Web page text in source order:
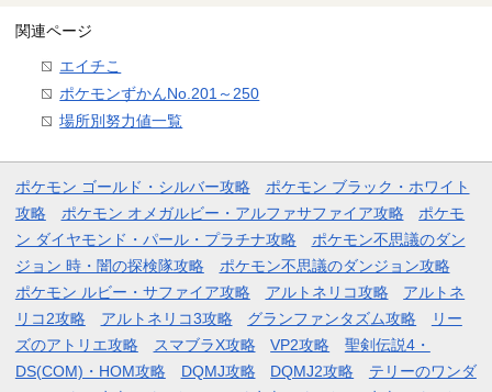
関連ページ
エイチこ
ポケモンずかんNo.201～250
場所別努力値一覧
ポケモン ゴールド・シルバー攻略
ポケモン ブラック・ホワイト
攻略
ポケモン オメガルビー・アルファサファイア攻略
ポケモ
ン ダイヤモンド・パール・プラチナ攻略
ポケモン不思議のダン
ジョン 時・闇の探検隊攻略
ポケモン不思議のダンジョン攻略
ポケモン ルビー・サファイア攻略
アルトネリコ攻略
アルトネ
リコ2攻略
アルトネリコ3攻略 グランファンタズム攻略
リー
ズのアトリエ攻略
スマブラX攻略 VP2攻略
聖剣伝説4・
DS(COM)・HOM攻略
DQMJ攻略 DQMJ2攻略
テリーのワンダ